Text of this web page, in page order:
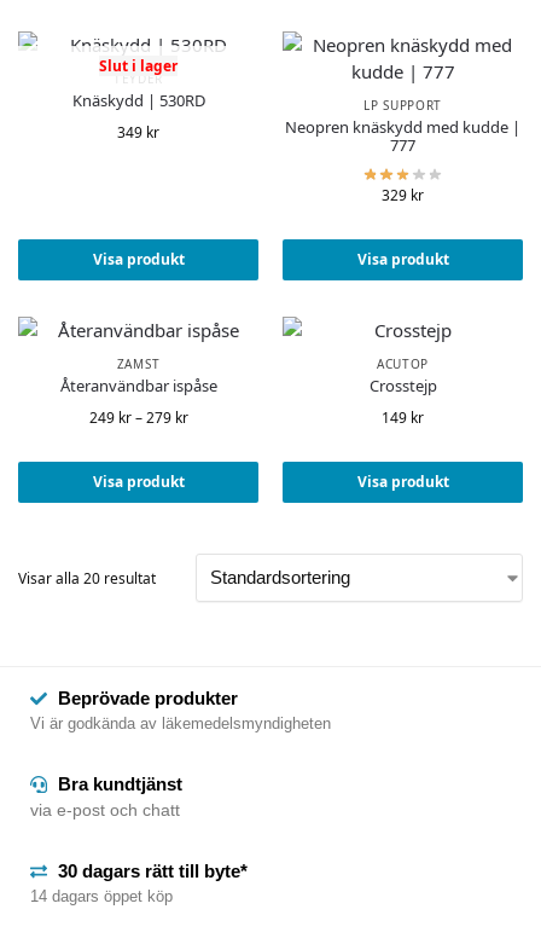
Slut i lager
TEYDER
Knäskydd | 530RD
349 kr
Visa produkt
LP SUPPORT
Neopren knäskydd med kudde |
777
329 kr
Visa produkt
ZAMST
Återanvändbar ispåse
249 kr – 279 kr
Visa produkt
ACUTOP
Crosstejp
149 kr
Visa produkt
Visar alla 20 resultat
Beprövade produkter
Vi är godkända av läkemedelsmyndigheten
Bra kundtjänst
via e-post och chatt
30 dagars rätt till byte*
14 dagars öppet köp